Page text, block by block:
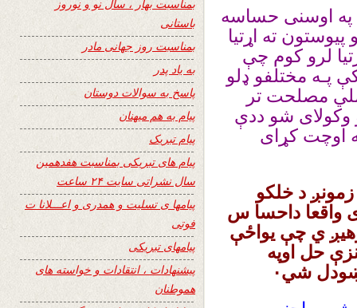
په اوسنی حساسه
ته اړتیا
لرو کوم چې
پـه مختلفو ډلو
ملي مصلحت تر
وکولای شو ددې
اوچت کړای
د خلکو
واقعا داحسا س
ي چې یواځې
حل اوپه
شي۰
بمناسبت بهار ، سال نو و نوروز
باستانی
بمناسبت روز جهانی مادر
به یاد پدر
پاسخ به سوالات دوستان
پیام به هم میهنان
پیام تبریک
پیام های تبریکی بمناسبت هفدهمین
سال نشراتی سایت ۲۴ ساعت
پیامها ی تسلیت و همدری و اعـــلانا ت
فوتی
پیامهای تبریکی
پیشنهادات ، انتقادات و خواسته های
هموطنان